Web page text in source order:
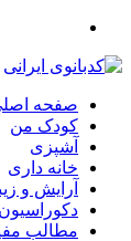
صفحه
کودک من
آشپزی
خانه داری
آرایش و
دکوراسیون
مطالب